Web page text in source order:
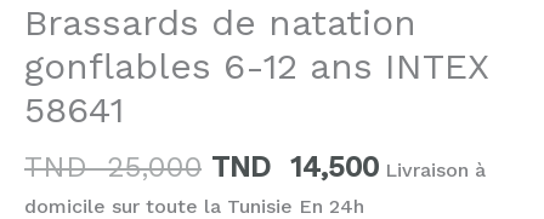
Brassards de natation
gonflables 6-12 ans INTEX
58641
TND25,000 TND 14,500 Livraison à
domicile sur toute la Tunisie En 24h